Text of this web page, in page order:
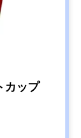
カップ